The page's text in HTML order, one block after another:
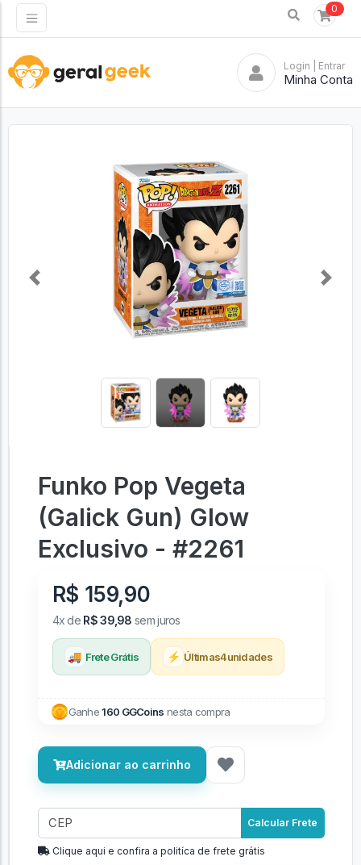
0
Login | Entrar
Minha Conta
Previous Next
Funko Pop Vegeta
(Galick Gun) Glow
Exclusivo - #2261
R$ 159,90
4x de R$ 39,98 sem juros
🚚 Frete Grátis ⚡ Últimas4unidades
Ganhe160 GGCoins nesta compra
Adicionar ao carrinho
Calcular Frete
Clique aqui e confira a politíca de frete grátis